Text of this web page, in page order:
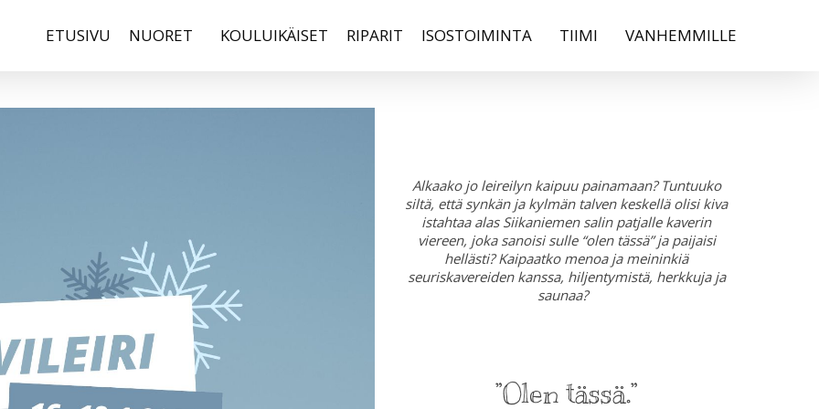
ETUSIVU NUORET KOULUIKÄISET RIPARIT ISOSTOIMINTA TIIMI VANHEMMILLE
Alkaako jo leireilyn kaipuu painamaan? Tuntuuko
siltä, että synkän ja kylmän talven keskellä olisi kiva
istahtaa alas Siikaniemen salin patjalle kaverin
viereen, joka sanoisisulle“olen tässä” ja paijaisi
hellästi? Kaipaatko menoa ja meininkiä
seuriskavereidenkanssa, hiljentymistä, herkkuja ja
saunaa?
”Olen tässä.”